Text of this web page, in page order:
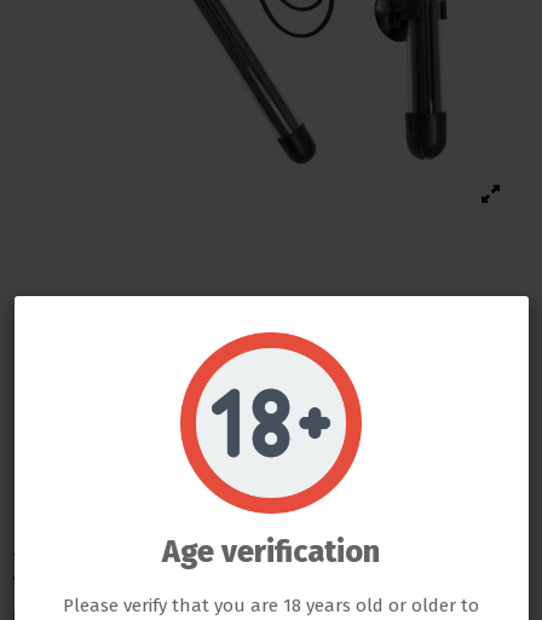
Neptune Hydroponics
Calentador de Agua
300w
Age verification
Please verify that you are 18 years old or older to
LLAMAS GROW NO VENDE ABSOLUTAMENTE NINGÚN PRODUCTO QUE ESTE FUERA DE LA LEY
TODOS LOS PRODUCTOS QUE SE VENDEN EN ESTA WEB SON EXCLUSIVAMENTE PARA LA HORTICULTURA
PROFESIONAL
GERMINAR NI CULTIVAR, SI ALGÚN CLIENTE DE LLAMAS GROW NO RESPETA LA LEY SERÁ BAJO SU
RESPONSABILIDAD